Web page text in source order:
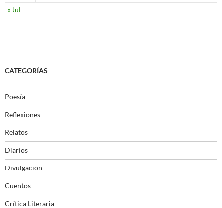
« Jul
CATEGORÍAS
Poesía
Reflexiones
Relatos
Diarios
Divulgación
Cuentos
Crítica Literaria